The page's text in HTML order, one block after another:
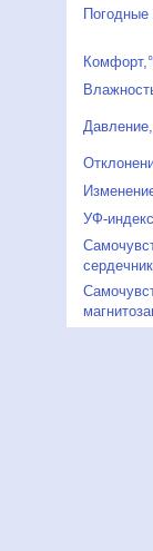
Погодные
УФ-индекс